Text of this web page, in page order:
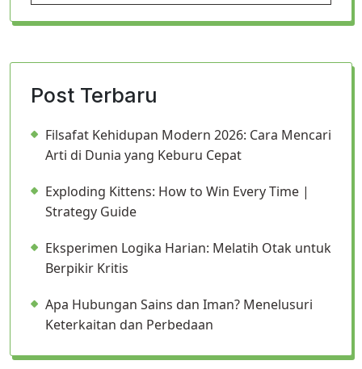
Post Terbaru
Filsafat Kehidupan Modern 2026: Cara Mencari
Arti di Dunia yang Keburu Cepat
Exploding Kittens: How to Win Every Time |
Strategy Guide
Eksperimen Logika Harian: Melatih Otak untuk
Berpikir Kritis
Apa Hubungan Sains dan Iman? Menelusuri
Keterkaitan dan Perbedaan